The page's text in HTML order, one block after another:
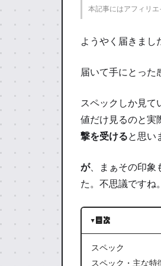
本記事にはアフィリエ
ようやく届きまし
届いて手にとった
スペックしか見て
値だけ見るのと実
撃を受けると思い
が、まぁその印象
た。不思議ですね。
目次
スペック
スペック・主な特